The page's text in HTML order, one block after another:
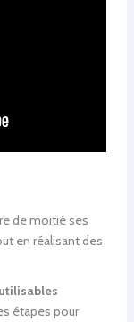
de moitié ses
en réalisant des
étapes pour